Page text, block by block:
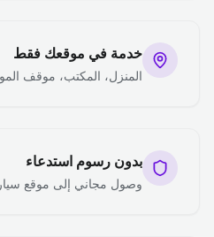
خدمة في موقعك فقط
المنزل، المكتب، موقف
بدون رسوم استدعاء
وصول مجاني إلى موقع